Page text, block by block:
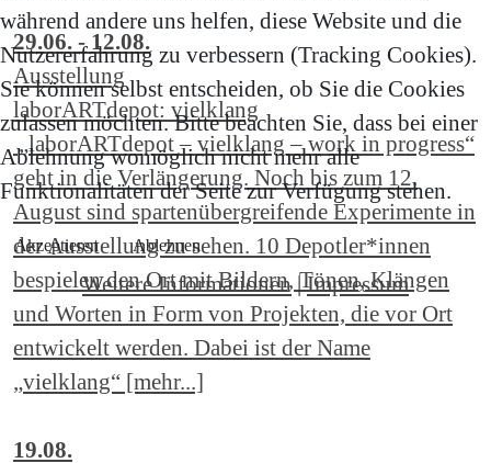
29.06. - 12.08.
Ausstellung
laborARTdepot: vielklang
„laborARTdepot – vielklang – work in progress“
geht in die Verlängerung. Noch bis zum 12.
August sind spartenübergreifende Experimente in
der Ausstellung zu sehen. 10 Depotler*innen
bespielen den Ort mit Bildern, Tönen, Klängen
und Worten in Form von Projekten, die vor Ort
entwickelt werden. Dabei ist der Name
„vielklang“ [mehr...]
19.08.
während andere uns helfen, diese Website und die
Nutzererfahrung zu verbessern (Tracking Cookies).
Sie können selbst entscheiden, ob Sie die Cookies
zulassen möchten. Bitte beachten Sie, dass bei einer
Ablehnung womöglich nicht mehr alle
Funktionalitäten der Seite zur Verfügung stehen.
Akzeptieren Ablehnen
Weitere Informationen|Impressum